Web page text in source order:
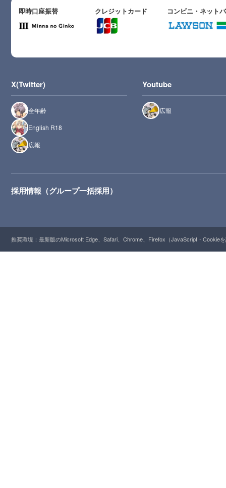
即時口座振替 クレジットカード コンビニ・ネット
X(Twitter)
全年齢
English R18
広報
Youtube
広報
採用情報（グループ一括採用）
推奨環境：最新版のMicrosoft Edge、Safari、Chrome、Firefox（JavaScript・Cookie